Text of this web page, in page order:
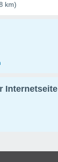
km)
Internetseite